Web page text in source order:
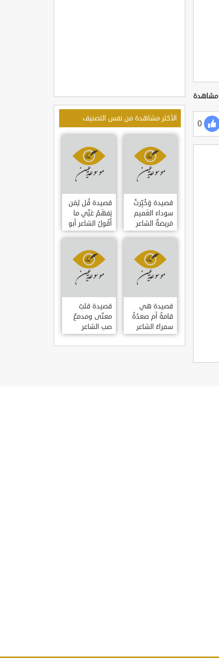
0
الأكثر مشاهدة من نفس التصنيف
قصيدة وَخُبِّرتُ
سوداءَ الغَميم
مَريضةٌ الشاعر
العوام بن عقبة
قصيدة قُل لِمَن
يَفهَمُ عَنِّي ما
أَقُولُ الشاعر أبو
حامد الغزالي
قصيدة هي
قامةُ أم صعدُةُ
سمراءُ الشاعر
سيف الدين
المشد
قصيدة قلبٌ
معنّى ومدمعٌ
صب الشاعر
سيف الدين
المشد